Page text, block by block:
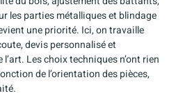
les parties métalliques et blindage
une priorité. Ici, on travaille
devis personnalisé et
Les choix techniques n’ont rien
de l’orientation des pièces,